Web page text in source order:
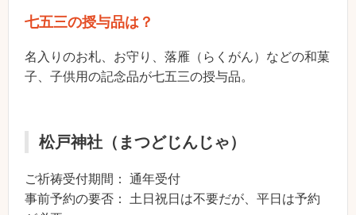
七五三の授与品は？
名入りのお札、お守り、落雁（らくがん）などの和菓
子、子供用の記念品が七五三の授与品。
松戸神社（まつどじんじゃ）
ご祈祷受付期間： 通年受付
事前予約の要否： 土日祝日は不要だが、平日は予約